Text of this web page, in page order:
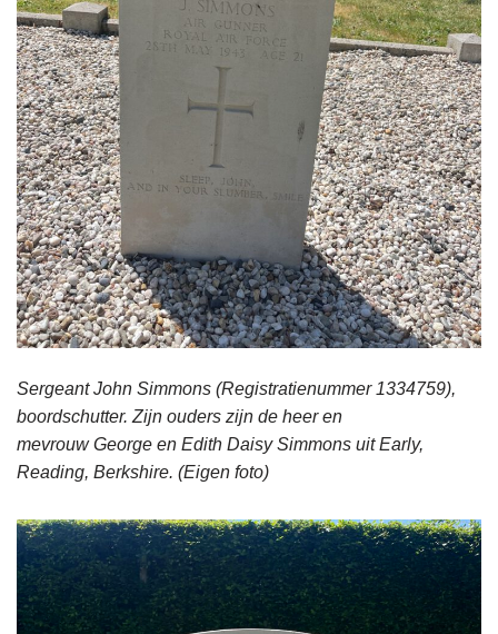
Sergeant John Simmons (Registratienummer 1334759),
boordschutter. Zijn ouders zijn de heer en
mevrouw George en Edith Daisy Simmons uit Early,
Reading, Berkshire. (Eigen foto)